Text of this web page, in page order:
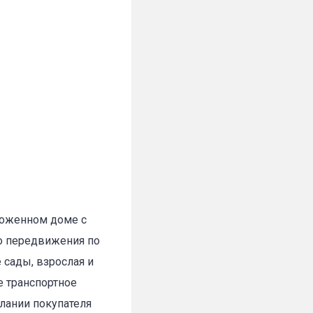
доме с
передвижения по
сады, взрослая и
покупателя